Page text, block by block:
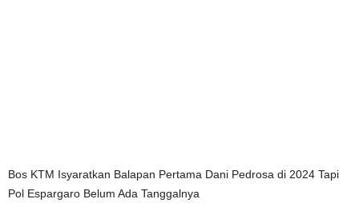
Bos KTM Isyaratkan Balapan Pertama Dani Pedrosa di 2024 Tapi
Pol Espargaro Belum Ada Tanggalnya